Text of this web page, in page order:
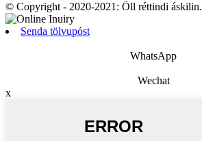
© Copyright - 2020-2021: Öll réttindi áskilin.
Senda tölvupóst
WhatsApp
Wechat
x